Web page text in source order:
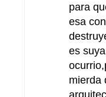
para
esa
es
mierda